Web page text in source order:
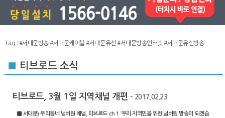
Tag : #서대문방송 #서대문케이블 #서대문유선 #서대문방송인터넷 #서대문유선방송
■ 티브로드 소식
티브로드, 3월 1일 지역채널 개편 - 2017.02.23
서대문) 우리동네 넘버원 채널, 티브로드 ch 1 ‘우리 지역민을 위한 넘버원 방송이 되겠습